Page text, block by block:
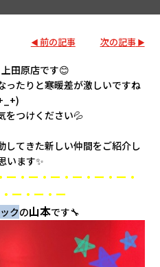
店舗情報
イベント・キャンペーン
ご購入者サポート
アフターサポート
会社情報
カタ
前の記事 次の記事
田原店です😊
ったりと寒暖差が激しいですね
をつけください💦
してきた新しい仲間をご紹介し
います✨
・ー・ー・ー・ー・ー・
ー・ー・ー
クの山本です🔧